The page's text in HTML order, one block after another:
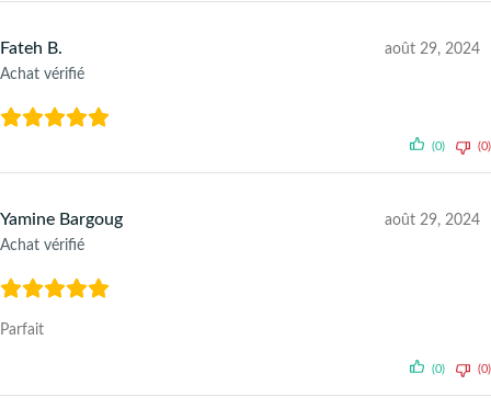
Fateh B.
Achat vérifié
août 29, 2024
(0) (0)
Yamine Bargoug
Achat vérifié
août 29, 2024
Parfait
(0) (0)